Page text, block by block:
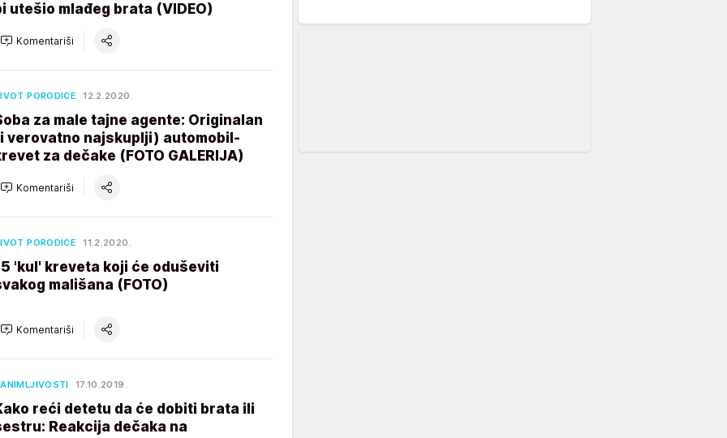
utešio mlađeg brata (VIDEO)
Komentariši
PORODICE 12.2.2020.
za male tajne agente: Originalan
verovatno najskuplji) automobil-
za dečake (FOTO GALERIJA)
Komentariši
PORODICE 11.2.2020.
'kul' kreveta koji će oduševiti
mališana (FOTO)
Komentariši
17.10.2019.
reći detetu da će dobiti brata ili
Reakcija dečaka na